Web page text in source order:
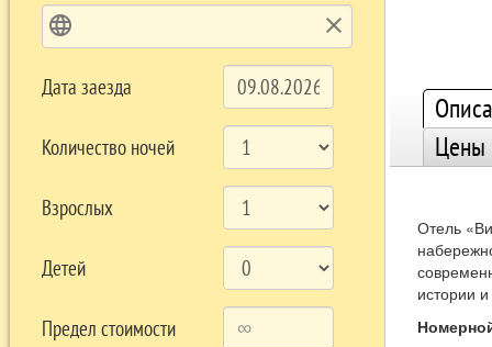
language clear
Дата заезда
Количество ночей
Взрослых
Детей
Предел стоимости
Цены
Отель
истории